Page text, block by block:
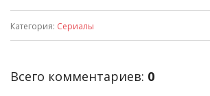
Категория: Сериалы
Всего комментариев: 0